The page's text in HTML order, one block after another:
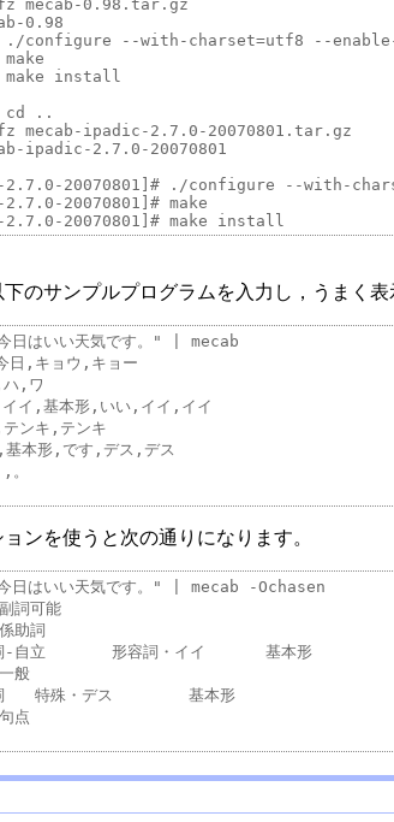
mecab-0.98.tar.gz
0.98
./configure --with-charset=utf8 --
make install
cd ..
mecab-ipadic-2.7.0-20070801.tar.gz
ipadic-2.7.0-20070801
2.7.0-20070801]# ./configure --with-
20070801]# make
のサンプルプログラムを入力し，うまく表
はいい天気です。" | mecab
ンを使うと次の通りになります。
はいい天気です。" | mecab -Ochasen